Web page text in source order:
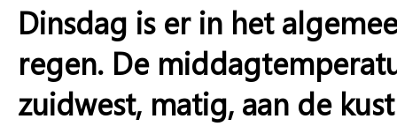
Dinsdag is er in het
regen. De
zuidwest, matig, aan de